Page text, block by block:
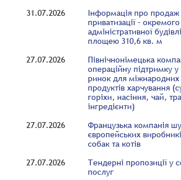
31.07.2026
Інформація про продаж
приватизації –
адміністративної
площею 310,6 кв. м
27.07.2026
Північнонімецька
операційну підтримку у
ринок для міжнародних
продуктів харчування
горіхи, насіння, чай,
інгредієнти)
27.07.2026
Французька компанія
європейських
собак та котів
27.07.2026
Тендерні пропозиції у
послуг